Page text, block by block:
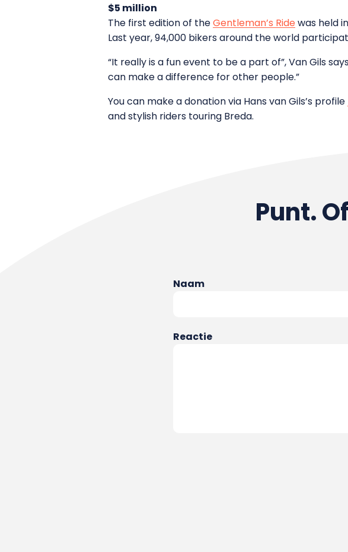
$5 million
The first edition of theGentleman’s Ridewas held
Last year, 94,000 bikers around the world
“It really is a fun event to be a part of”, Van Gils
can make a difference for other people.”
You can make a donation via Hans van Gils’s profile
and stylish riders touring Breda.
Punt.
Naam
Reactie